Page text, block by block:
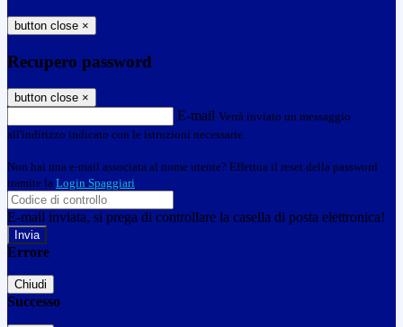
button close ×
Recupero password
button close ×
E-mail Verrà inviato un messaggio
all'indirizzo indicato con le istruzioni necessarie.
Non hai una e-mail associata al nome utente? Effettua il reset della password
tramite la Login Spaggiari
E-mail inviata, si prega di controllare la casella di posta elettronica!
Errore
Chiudi
Successo